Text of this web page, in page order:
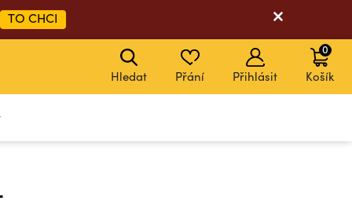
TO CHCI
Hledat Přání Přihlásit Košík
0